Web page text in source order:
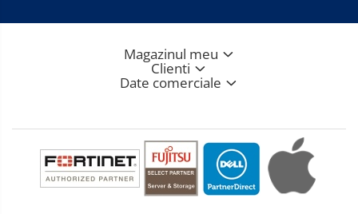
Magazinul meu
Clienti
Date comerciale